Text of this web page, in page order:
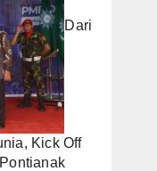
Dari
Kick Off